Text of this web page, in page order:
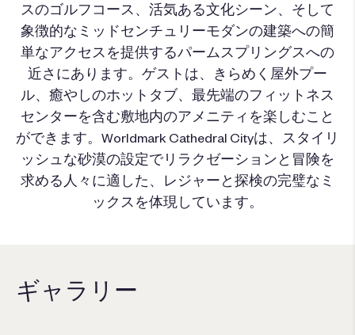
スのゴルフコース、活気ある文化シーン、そして
象徴的なミッドセンチュリーモダンの建築への簡
単なアクセスを提供するパームスプリングスへの
近さにあります。ゲストは、きらめく屋外プー
ル、癒やしのホットタブ、最先端のフィットネス
センターを含む敷地内のアメニティを楽しむこと
ができます。Worldmark Cathedral Cityは、スタイリ
ッシュな砂漠の設定でリラクゼーションと冒険を
求める人々に適した、レジャーと探検の完璧なミ
ックスを体現しています。
ギャラリー